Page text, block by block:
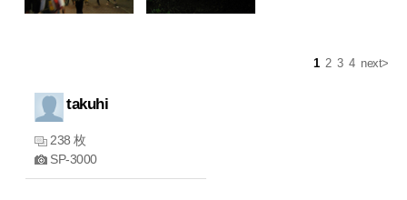
1 2 3 4 next>
takuhi
238 枚
SP-3000